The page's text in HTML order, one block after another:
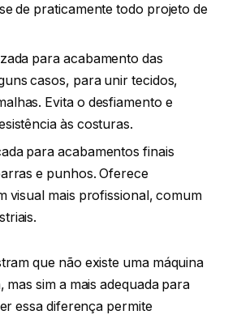
de praticamente todo projeto de
para acabamento das
casos, para unir tecidos,
Evita o desfiamento e
às costuras.
para acabamentos finais
e punhos. Oferece
visual mais profissional, comum
que não existe uma máquina
sim a mais adequada para
essa diferença permite